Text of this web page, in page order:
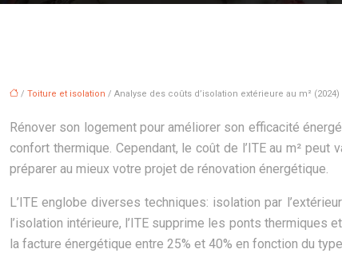
/ Toiture et isolation / Analyse des coûts d’isolation extérieure au m² (2024)
Rénover son logement pour améliorer son efficacité
confort thermique. Cependant, le coût de l’ITE au m²
préparer au mieux votre projet de rénovation énergétique.
L’ITE englobe diverses techniques: isolation par
l’isolation intérieure, l’ITE supprime les ponts thermiques
la facture énergétique entre 25% et 40% en fonction du